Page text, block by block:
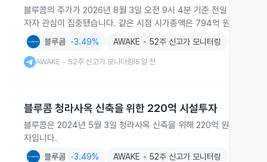
블루콤의 주가가 2026년 8월 3일 오전 9시 4분 기준 전일 대비
자자 관심이 집중됐습니다. 같은 시점 시가총액은 794억 원으로 집
블루콤 -3.49% AWAKE - 52주 신고가 모니터링
AWAKE - 52주 신고가 모니터링 5일 전
블루콤 청라사옥 신축을 위한 220억 시설투자
블루콤은 2024년 5월 3일 청라사옥 신축을 위해 220억 원 규모의
자입니다.
블루콤 -3.49% AWAKE - 52주 신고가 모니터링